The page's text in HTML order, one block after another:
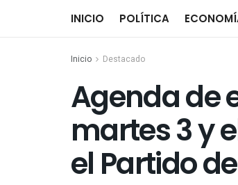
INICIO POLÍTICA
Inicio Destacado
Agenda de
martes 3 y
el Partido